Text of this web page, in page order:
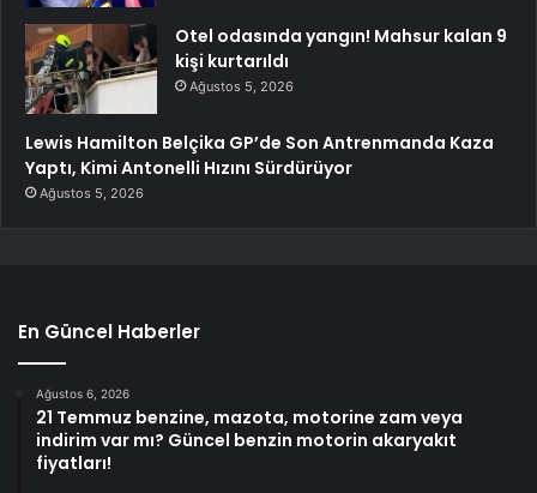
Otel odasında yangın! Mahsur kalan 9
kişi kurtarıldı
Ağustos 5, 2026
Lewis Hamilton Belçika GP’de Son Antrenmanda Kaza
Yaptı, Kimi Antonelli Hızını Sürdürüyor
Ağustos 5, 2026
En Güncel Haberler
Ağustos 6, 2026
21 Temmuz benzine, mazota, motorine zam veya
indirim var mı? Güncel benzin motorin akaryakıt
fiyatları!